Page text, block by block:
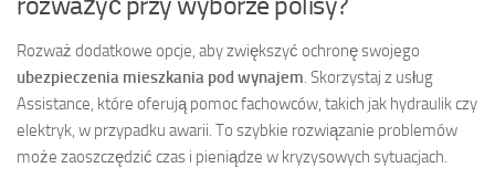
Rozważ dodatkowe opcje, aby zwiększyć ochronę swojego
ubezpieczenia mieszkania pod wynajem. Skorzystaj z usług
Assistance, które oferują pomoc fachowców, takich jak hydraulik czy
elektryk, w przypadku awarii. To szybkie rozwiązanie problemów
może zaoszczędzić czas i pieniądze w kryzysowych sytuacjach.